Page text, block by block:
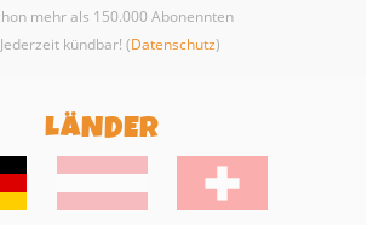
mehr als 150.000 Abonennten
kündbar! (Datenschutz)
LÄNDER